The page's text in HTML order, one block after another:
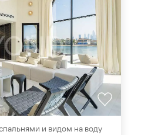
и видом на воду